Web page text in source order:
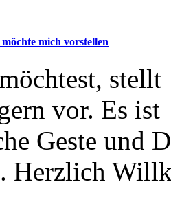
mich vorstellen
stellt
vor. Es ist
Geste und
Herzlich